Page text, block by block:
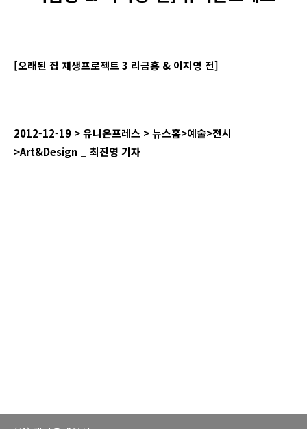
[오래된 집 재생프로젝트 3 리금홍 & 이지영 전]
2012-12-19 >유니온프레스 >뉴스홈>예술>전시
>Art&Design _ 최진영 기자